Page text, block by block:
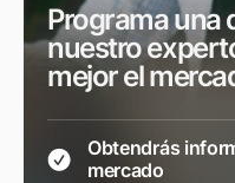
Programa una
nuestro
mejor el
Obtendrás
mercado